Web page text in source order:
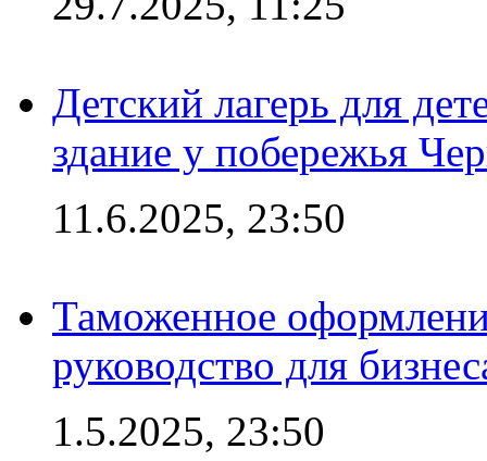
Детский лагерь для
здание у побережья
11.6.2025, 23:50
Таможенное
руководство для
1.5.2025, 23:50